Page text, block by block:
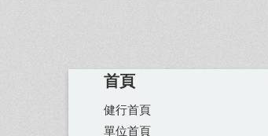
首頁
健行首頁
單位首頁